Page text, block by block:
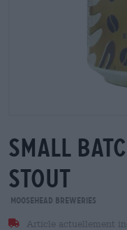
small
stout
Moosehead Breweries
Article actuellement